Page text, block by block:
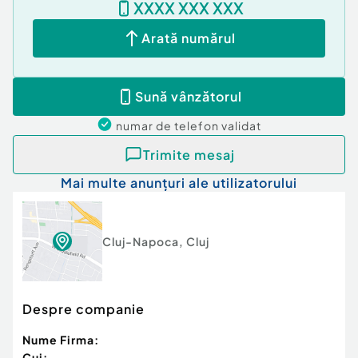
Pentru mai multe detalii sau vizionare, vǎ
așteptǎm cu drag!
Id intern: P156547
Confort:1
Tip imobil:Bloc de apartamente
Nr. locuri parcare:
XXXX XXX XXX
Arată numărul
Sună vânzătorul
numar de telefon validat
Trimite mesaj
Mai multe anunțuri ale utilizatorului
Cluj-Napoca, Cluj
Despre companie
Nume Firma: